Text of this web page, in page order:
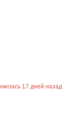
17 дней назад